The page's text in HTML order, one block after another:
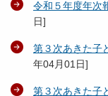
令和５年度年次
日]
第３次あきた子
年04月01日]
第３次あきた子